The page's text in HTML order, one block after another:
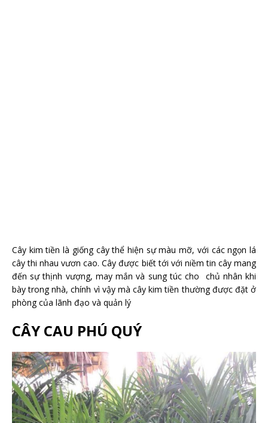
Cây kim tiền là giống cây thể hiện sự màu mỡ, với các ngọn lá
cây thi nhau vươn cao. Cây được biết tới với niềm tin cây mang
đến sự thịnh vượng, may mắn và sung túc cho chủ nhân khi
bày trong nhà, chính vì vậy mà cây kim tiền thường được đặt ở
phòng của lãnh đạo và quản lý
CÂY CAU PHÚ QUÝ